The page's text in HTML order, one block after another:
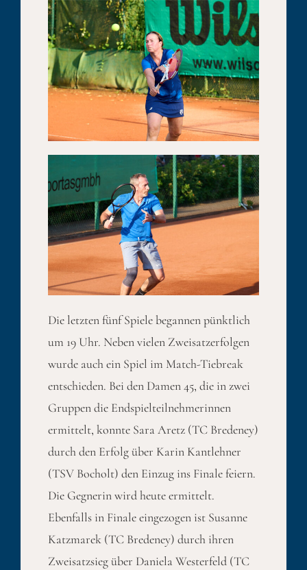
Die letzten fünf Spiele begannen pünktlich
um 19 Uhr. Neben vielen Zweisatzerfolgen
wurde auch ein Spiel im Match-Tiebreak
entschieden. Bei den Damen 45, die in zwei
Gruppen die Endspielteilnehmerinnen
ermittelt, konnte Sara Aretz (TC Bredeney)
durch den Erfolg über Karin Kantlehner
(TSV Bocholt) den Einzug ins Finale feiern.
Die Gegnerin wird heute ermittelt.
Ebenfalls in Finale eingezogen ist Susanne
Katzmarek (TC Bredeney) durch ihren
Zweisatzsieg über Daniela Westerfeld (TC